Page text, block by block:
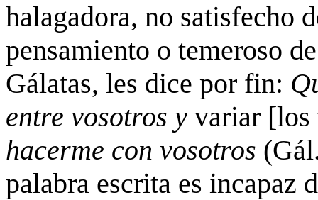
halagadora, no satisfecho
pensamiento o temeroso
Gálatas, les dice por fin:
entre vosotros y variar [los
hacerme con vosotros
palabra escrita es incapaz